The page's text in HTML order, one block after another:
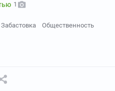
1
Забастовка Общественность